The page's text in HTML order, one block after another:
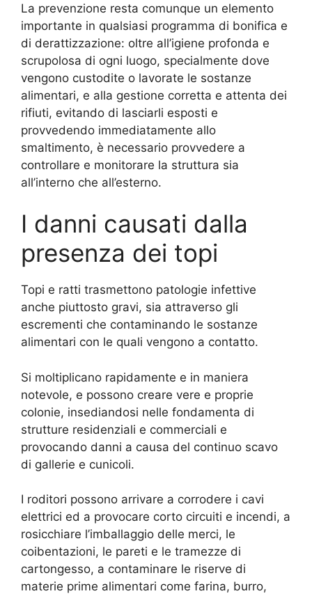
La prevenzione resta comunque un elemento
importante in qualsiasi programma di bonifica e
di derattizzazione: oltre all’igiene profonda e
scrupolosa di ogni luogo, specialmente dove
vengono custodite o lavorate le sostanze
alimentari, e alla gestione corretta e attenta dei
rifiuti, evitando di lasciarli esposti e
provvedendo immediatamente allo
smaltimento, è necessario provvedere a
controllare e monitorare la struttura sia
all’interno che all’esterno.
I danni causati dalla
presenza dei topi
Topi e ratti trasmettono patologie infettive
anche piuttosto gravi, sia attraverso gli
escrementi che contaminando le sostanze
alimentari con le quali vengono a contatto.
Si moltiplicano rapidamente e in maniera
notevole, e possono creare vere e proprie
colonie, insediandosi nelle fondamenta di
strutture residenziali e commerciali e
provocando danni a causa del continuo scavo
di gallerie e cunicoli.
I roditori possono arrivare a corrodere i cavi
elettrici ed a provocare corto circuiti e incendi, a
rosicchiare l’imballaggio delle merci, le
coibentazioni, le pareti e le tramezze di
cartongesso, a contaminare le riserve di
materie prime alimentari come farina, burro,